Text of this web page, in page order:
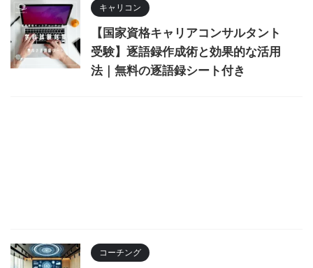
キャリコン
【国家資格キャリアコンサルタント
受験】逐語録作成術と効果的な活用
法｜無料の逐語録シート付き
コーチング